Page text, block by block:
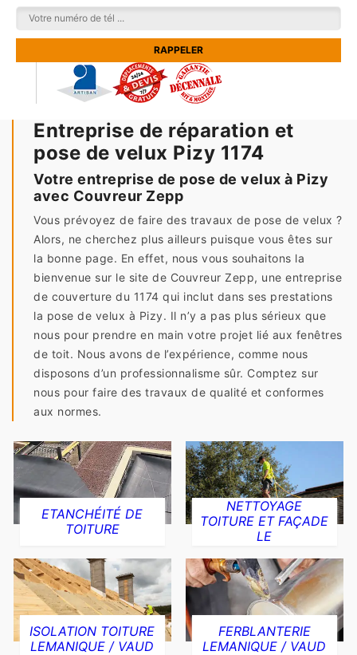
Entreprise de réparation et
pose de velux Pizy 1174
Votre entreprise de pose de velux à Pizy
avec Couvreur Zepp
Vous prévoyez de faire des travaux de pose de velux ?
Alors, ne cherchez plus ailleurs puisque vous êtes sur
la bonne page. En effet, nous vous souhaitons la
bienvenue sur le site de Couvreur Zepp, une entreprise
de couverture du 1174 qui inclut dans ses prestations
la pose de velux à Pizy. Il n’y a pas plus sérieux que
nous pour prendre en main votre projet lié aux fenêtres
de toit. Nous avons de l’expérience, comme nous
disposons d’un professionnalisme sûr. Comptez sur
nous pour faire des travaux de qualité et conformes
aux normes.
ETANCHÉITÉ DE
TOITURE
NETTOYAGE
TOITURE ET FAÇADE
LE
ISOLATION TOITURE
LEMANIQUE / VAUD
FERBLANTERIE
LEMANIQUE / VAUD